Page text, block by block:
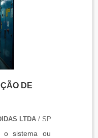
DE
LTDA/ SP
o sistema ou